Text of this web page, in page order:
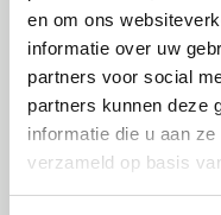
en om ons
informatie over uw
partners voor social
partners kunnen deze
informatie die u aan
verzameld op basis
Peltenburg
Valkenboskade 595
2563 JE Den Haag
T:06-41852557
E: